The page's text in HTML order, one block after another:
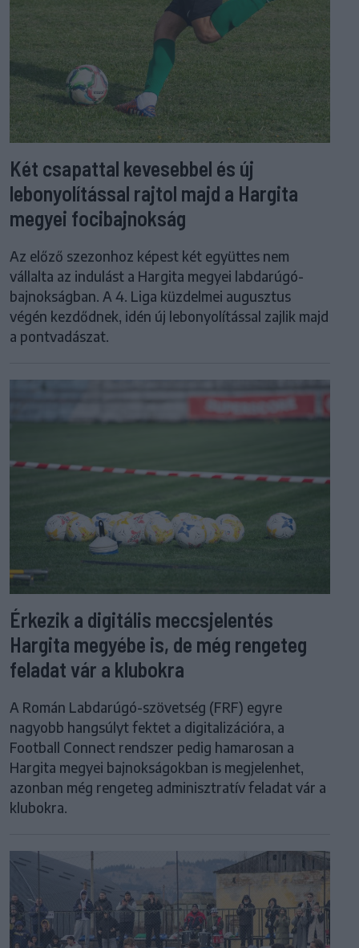
Két csapattal kevesebbel és új
lebonyolítással rajtol majd a Hargita
megyei focibajnokság
Az előző szezonhoz képest két együttes nem
vállalta az indulást a Hargita megyei labdarúgó-
bajnokságban. A 4. Liga küzdelmei augusztus
végén kezdődnek, idén új lebonyolítással zajlik majd
a pontvadászat.
Érkezik a digitális meccsjelentés
Hargita megyébe is, de még rengeteg
feladat vár a klubokra
A Román Labdarúgó-szövetség (FRF) egyre
nagyobb hangsúlyt fektet a digitalizációra, a
Football Connect rendszer pedig hamarosan a
Hargita megyei bajnokságokban is megjelenhet,
azonban még rengeteg adminisztratív feladat vár a
klubokra.